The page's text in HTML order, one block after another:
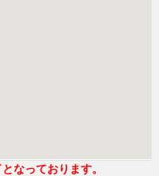
なっております。